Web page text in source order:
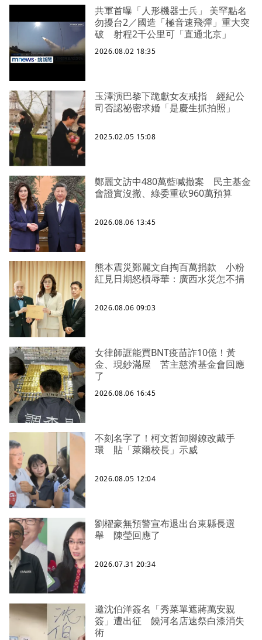
共軍首曝「人形機器士兵」 美罕點名
勿擾台2／國造「極音速飛彈」重大突
破 射程2千公里可「直通北京」
2026.08.02 18:35
玉澤演巴黎下跪獻女友戒指 經紀公
司否認祕密求婚「是慶生抓拍照」
2025.02.05 15:08
鄭麗文訪中480萬藍喊撤案 民主基金
會證實沒撤、綠委重砍960萬預算
2026.08.06 13:45
熊本震災鄭麗文自掏百萬捐款 小粉
紅見日期怒槓辱華：廣西水災怎不捐
2026.08.06 09:03
女律師誆能買BNT疫苗詐10億！黃
金、現鈔滿屋 苦主慈濟基金會回應
了
2026.08.06 16:45
不刻名字了！柯文哲卸腳鐐改戴手
環 貼「萊爾校長」示威
2026.08.05 12:04
劉櫂豪無預警宣布退出台東縣長選
舉 陳瑩回應了
2026.07.31 20:34
邀沈伯洋簽名「秀菜單遮蔣萬安親
簽」遭出征 饒河名店速祭白漆消失
術